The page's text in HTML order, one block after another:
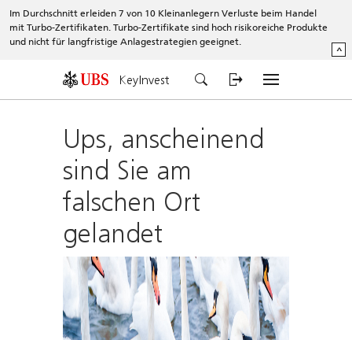
Im Durchschnitt erleiden 7 von 10 Kleinanlegern Verluste beim Handel
mit Turbo-Zertifikaten. Turbo-Zertifikate sind hoch risikoreiche Produkte
und nicht für langfristige Anlagestrategien geeignet.
^
KeyInvest
Ups, anscheinend
sind Sie am
falschen Ort
gelandet